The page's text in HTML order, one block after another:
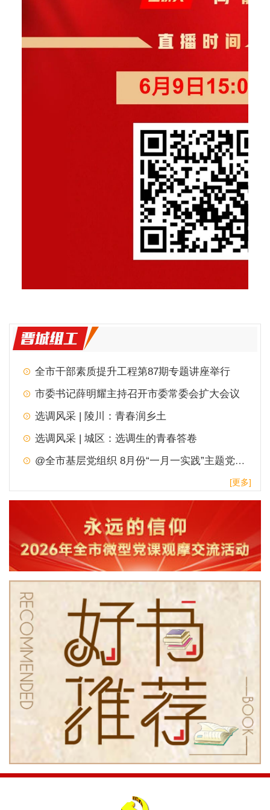
全市干部素质提升工程第87期专题讲座举行
市委书记薛明耀主持召开市委常委会扩大会议
选调风采 | 陵川：青春润乡土
选调风采 | 城区：选调生的青春答卷
@全市基层党组织 8月份“一月一实践”主题党日，请查收！
[更多]